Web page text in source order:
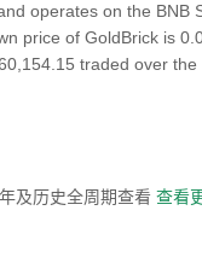
operates on the
price of GoldBrick is
traded over
及历史全周期查看 查看